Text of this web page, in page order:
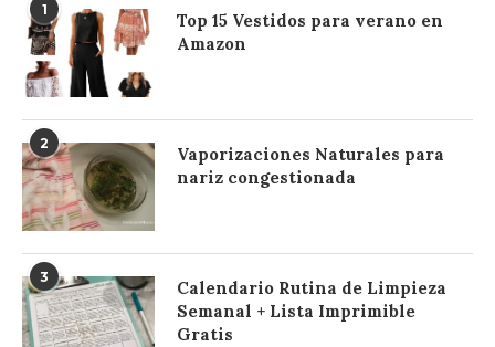
1
Top 15 Vestidos para verano en
Amazon
2
Vaporizaciones Naturales para
nariz congestionada
3
Calendario Rutina de Limpieza
Semanal + Lista Imprimible
Gratis